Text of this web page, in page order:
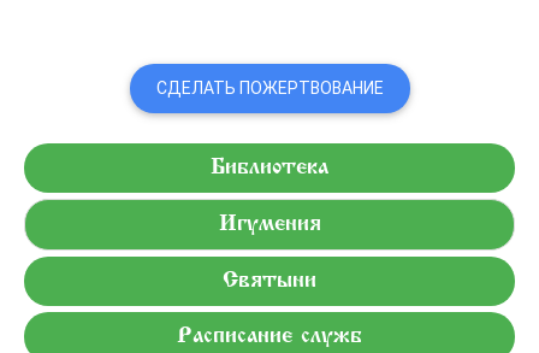
СДЕЛАТЬ ПОЖЕРТВОВАНИЕ
Библиотека
Игумения
Святыни
Расписание служб